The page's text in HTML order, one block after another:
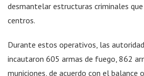
desmantelar estructuras criminales
centros.
Durante estos operativos, las
incautaron 605 armas de fuego, 862
municiones, de acuerdo con el balance